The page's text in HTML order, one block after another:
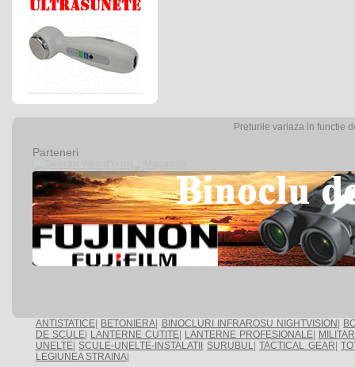
Preturile variaza in functie
Parteneri
ANTISTATICE BETONIERA BINOCLURI INFRAROSU NIGHTVISION
DE SCULE
LANTERNE CUTITE LANTERNE PROFESIONALE
UNELTE SCULE-UNELTE-INSTALATII SURUBUL|TACTICAL GEAR |
LEGIUNEA STRAINA